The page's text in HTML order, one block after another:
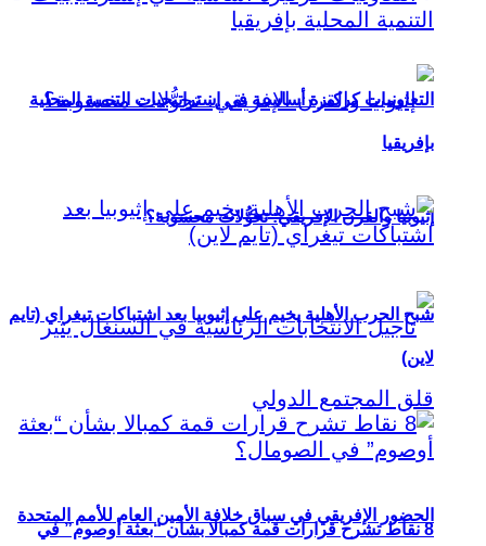
إثيوبيا والقرن الإفريقي: تحوُّلات محسوبة؟
الحضور الإفريقي في سباق خلافة الأمين العام للأمم المتحدة
التعاونيات كركيزة أساسية في إستراتيجيات التنمية المحلية
بإفريقيا
شبح الحرب الأهلية يخيم على إثيوبيا بعد اشتباكات تيغراي (تايم
لاين)
8 نقاط تشرح قرارات قمة كمبالا بشأن “بعثة أوصوم” في